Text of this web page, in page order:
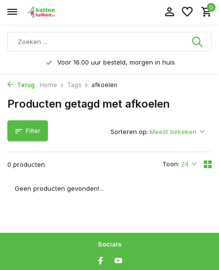
0
Voor 16.00 uur besteld, morgen in huis
Terug Home Tags afkoelen
Producten getagd met afkoelen
Filter
0 producten Toon:
Sorteren op:
Geen producten gevonden!...
Socials